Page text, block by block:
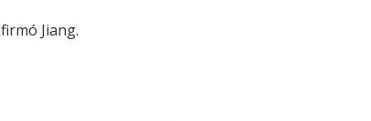
Jiang.